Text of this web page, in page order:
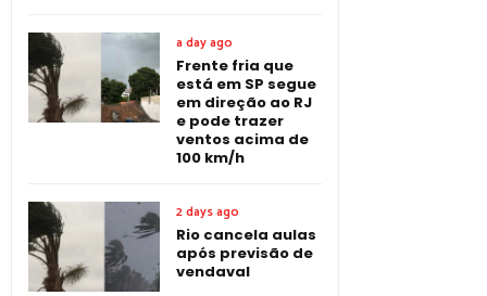
a day ago
Frente fria que
está em SP segue
em direção ao RJ
e pode trazer
ventos acima de
100 km/h
2 days ago
Rio cancela aulas
após previsão de
vendaval